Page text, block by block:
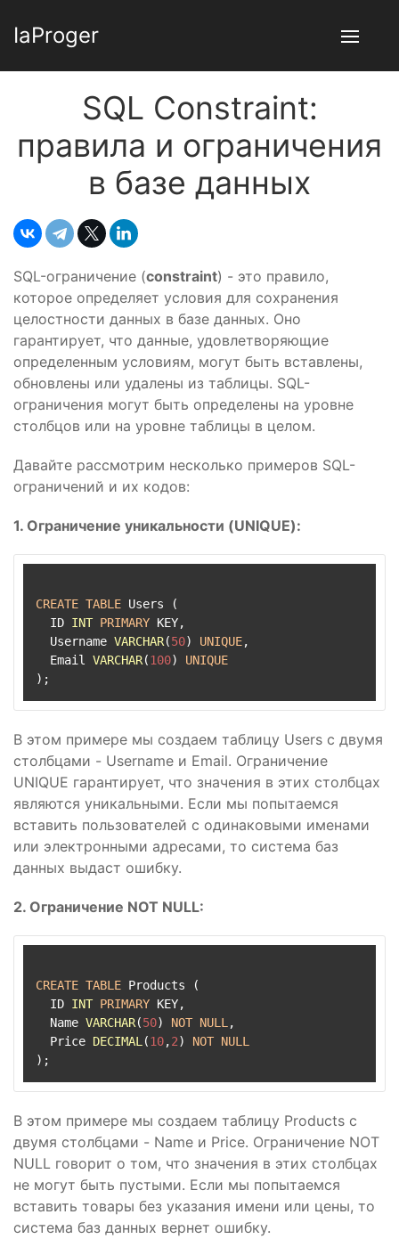
IaProger
SQL Constraint:
правила и ограничения
в базе данных
SQL-ограничение (constraint) - это правило,
которое определяет условия для сохранения
целостности данных в базе данных. Оно
гарантирует, что данные, удовлетворяющие
определенным условиям, могут быть вставлены,
обновлены или удалены из таблицы. SQL-
ограничения могут быть определены на уровне
столбцов или на уровне таблицы в целом.
Давайте рассмотрим несколько примеров SQL-
ограничений и их кодов:
1. Ограничение уникальности (UNIQUE):
CREATE TABLE Users (
  ID
INT PRIMARY KEY,
  Username
VARCHAR(50) UNIQUE,
  Email
VARCHAR(100) UNIQUE
В этом примере мы создаем таблицу Users с двумя
столбцами - Username и Email. Ограничение
UNIQUE гарантирует, что значения в этих столбцах
являются уникальными. Если мы попытаемся
вставить пользователей с одинаковыми именами
или электронными адресами, то система баз
данных выдаст ошибку.
2. Ограничение NOT NULL:
CREATE TABLE Products (
  ID
INT PRIMARY KEY,
  Name
VARCHAR(50) NOT NULL ,
  Price
DECIMAL (10,2) NOT NULL
В этом примере мы создаем таблицу Products с
двумя столбцами - Name и Price. Ограничение NOT
NULL говорит о том, что значения в этих столбцах
не могут быть пустыми. Если мы попытаемся
вставить товары без указания имени или цены, то
система баз данных вернет ошибку.